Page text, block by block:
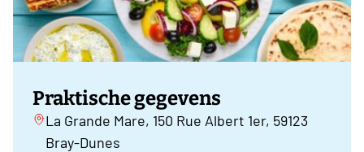
Praktische gegevens
La Grande Mare, 150 Rue Albert 1er, 59123
Bray-Dunes